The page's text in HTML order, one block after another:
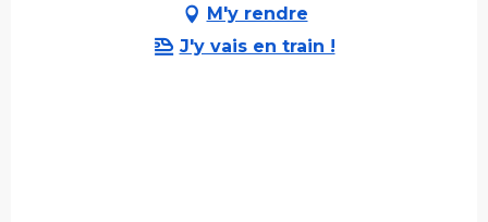
M'y rendre
J'y vais en train !